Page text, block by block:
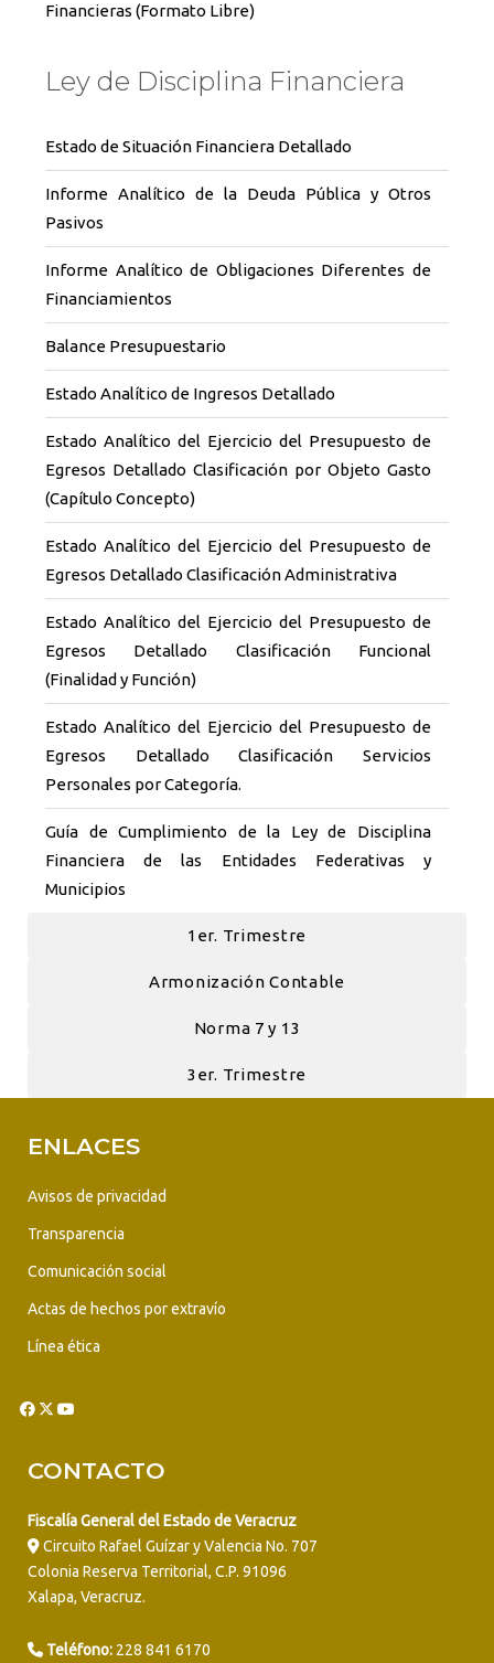
Financieras (Formato Libre)
Ley de Disciplina Financiera
Estado de Situación Financiera Detallado
Informe Analítico de la Deuda Pública y Otros
Pasivos
Informe Analítico de Obligaciones Diferentes de
Financiamientos
Balance Presupuestario
Estado Analítico de Ingresos Detallado
Estado Analítico del Ejercicio del Presupuesto de
Egresos Detallado Clasificación por Objeto Gasto
(Capítulo Concepto)
Estado Analítico del Ejercicio del Presupuesto de
Egresos Detallado Clasificación Administrativa
Estado Analítico del Ejercicio del Presupuesto de
Egresos Detallado Clasificación Funcional
(Finalidad y Función)
Estado Analítico del Ejercicio del Presupuesto de
Egresos Detallado Clasificación Servicios
Personales por Categoría.
Guía de Cumplimiento de la Ley de Disciplina
Financiera de las Entidades Federativas y
Municipios
1er. Trimestre
Armonización Contable
Norma 7 y 13
3er. Trimestre
ENLACES
Avisos de privacidad
Transparencia
Comunicación social
Actas de hechos por extravío
Línea ética
CONTACTO
Fiscalía General del Estado de Veracruz
Circuito Rafael Guízar y Valencia No. 707
Colonia Reserva Territorial, C.P. 91096
Xalapa, Veracruz.
Teléfono: 228 841 6170